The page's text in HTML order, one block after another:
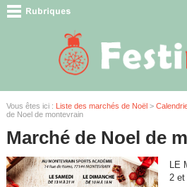
Vous êtes ici : Liste des marchés de Noël>
de Noel de montevrain
Marché de Noel de
2